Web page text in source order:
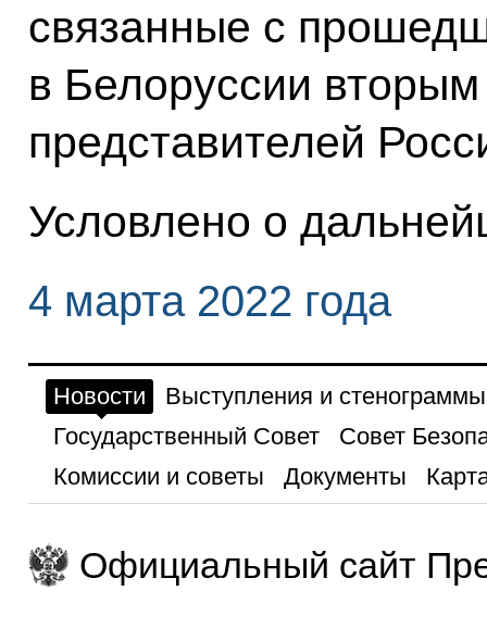
связанные с
в Белоруссии
представителей
Условлено о
4 марта 2022 года
Новости
Выступления и стенограммы
Государственный Совет
Совет
Комиссии и советы
Документы
Официальный сайт